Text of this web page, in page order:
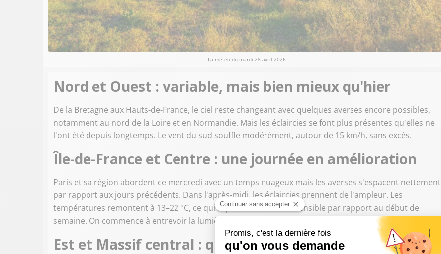
La météo du mardi 28 avril 2026
Nord et Ouest : variable, mais bien mieux qu'hier
De la Bretagne aux Hauts-de-France, le ciel reste changeant avec quelques averses encore possibles,
notamment au nord de la Loire et en Normandie. Mais les éclaircies se font plus présentes qu'elles ne
l'ont été depuis longtemps. Le vent du sud souffle modérément, autour de 15 km/h, sans excès.
Île-de-France et Centre : une journée en amélioration
Paris et sa région abordent ce mercredi avec un temps nuageux mais les averses s'espacent nettement
par rapport aux jours précédents. Dans l'après-midi, les éclaircies prennent de l'ampleur. Les
températures remontent à 13–22 °C, ce qui représente un bond sensible par rapport au début de
semaine. On commence à entrevoir la lumière au bout du tunnel.
Est et Massif central : quelques averses résiduelles